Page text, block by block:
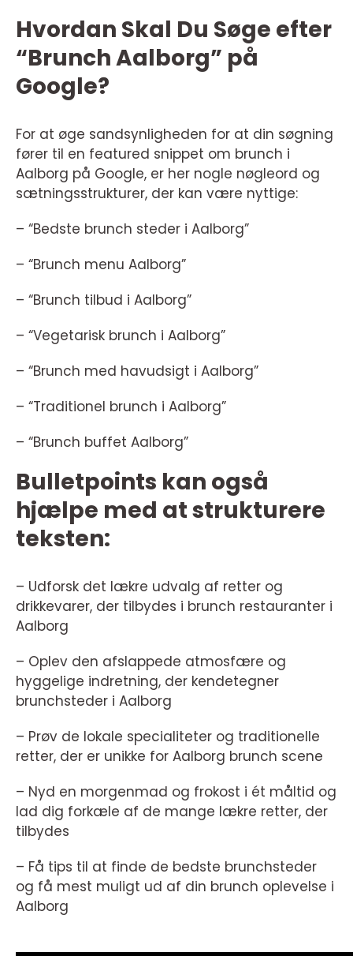
Hvordan Skal Du Søge efter
“Brunch Aalborg” på
Google?
For at øge sandsynligheden for at din søgning
fører til en featured snippet om brunch i
Aalborg på Google, er her nogle nøgleord og
sætningsstrukturer, der kan være nyttige:
– “Bedste brunch steder i Aalborg”
– “Brunch menu Aalborg”
– “Brunch tilbud i Aalborg”
– “Vegetarisk brunch i Aalborg”
– “Brunch med havudsigt i Aalborg”
– “Traditionel brunch i Aalborg”
– “Brunch buffet Aalborg”
Bulletpoints kan også
hjælpe med at strukturere
teksten:
– Udforsk det lækre udvalg af retter og
drikkevarer, der tilbydes i brunch restauranter i
Aalborg
– Oplev den afslappede atmosfære og
hyggelige indretning, der kendetegner
brunchsteder i Aalborg
– Prøv de lokale specialiteter og traditionelle
retter, der er unikke for Aalborg brunch scene
– Nyd en morgenmad og frokost i ét måltid og
lad dig forkæle af de mange lækre retter, der
tilbydes
– Få tips til at finde de bedste brunchsteder
og få mest muligt ud af din brunch oplevelse i
Aalborg